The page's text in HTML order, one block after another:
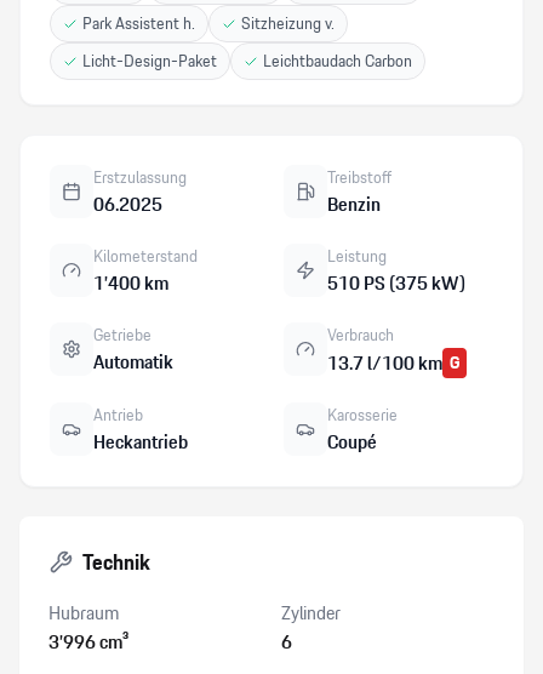
Park Assistent h.
Sitzheizung v.
Licht-Design-Paket
Leichtbaudach Carbon
Erstzulassung
06.2025
Treibstoff
Benzin
Kilometerstand
1’400 km
Leistung
510 PS (375 kW)
Getriebe
Automatik
Verbrauch
13.7 l/100 km G
Antrieb
Heckantrieb
Karosserie
Coupé
Technik
Hubraum
3’996 cm³
Zylinder
6